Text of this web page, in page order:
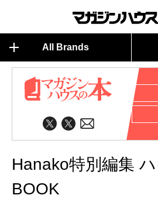
All Brands
Hanako特別編集
BOOK